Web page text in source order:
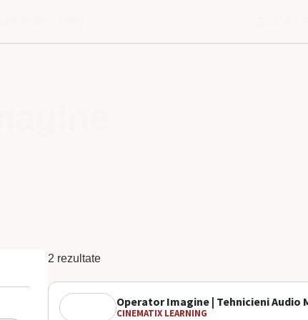
2 rezultate
Operator Imagine | Tehnicieni Audio
CINEMATIX LEARNING